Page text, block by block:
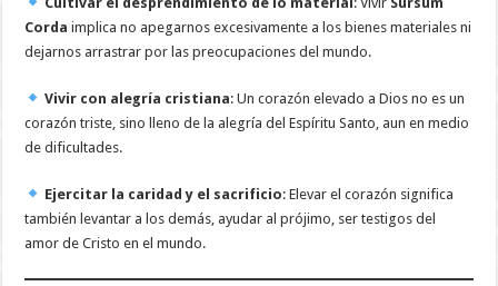
Corda implica no apegarnos excesivamente a los bienes materiales ni
dejarnos arrastrar por las preocupaciones del mundo.
Vivir con alegría cristiana: Un corazón elevado a Dios no es un
corazón triste, sino lleno de la alegría del Espíritu Santo, aun en medio
de dificultades.
Ejercitar la caridad y el sacrificio: Elevar el corazón significa
también levantar a los demás, ayudar al prójimo, ser testigos del
amor de Cristo en el mundo.